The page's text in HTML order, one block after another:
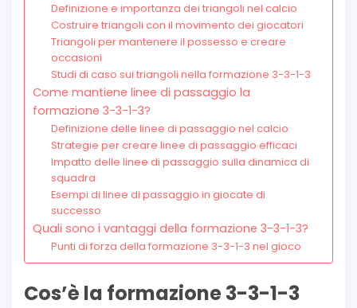
Definizione e importanza dei triangoli nel calcio
Costruire triangoli con il movimento dei giocatori
Triangoli per mantenere il possesso e creare
occasioni
Studi di caso sui triangoli nella formazione 3-3-1-3
Come mantiene linee di passaggio la
formazione 3-3-1-3?
Definizione delle linee di passaggio nel calcio
Strategie per creare linee di passaggio efficaci
Impatto delle linee di passaggio sulla dinamica di
squadra
Esempi di linee di passaggio in giocate di
successo
Quali sono i vantaggi della formazione 3-3-1-3?
Punti di forza della formazione 3-3-1-3 nel gioco
Cos’è la formazione 3-3-1-3